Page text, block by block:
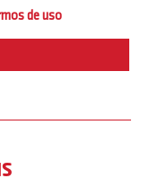
de uso